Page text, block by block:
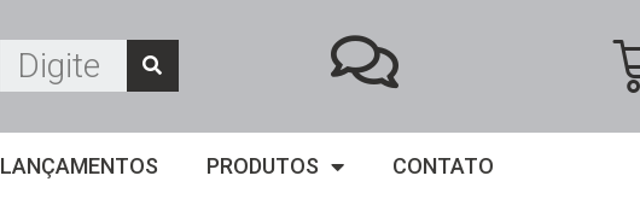
LANÇAMENTOS PRODUTOS CONTATO